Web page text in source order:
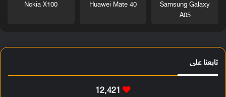
Samsung Galaxy
A05
Huawei Mate 40
Nokia X100
تابعنا على
12٬421